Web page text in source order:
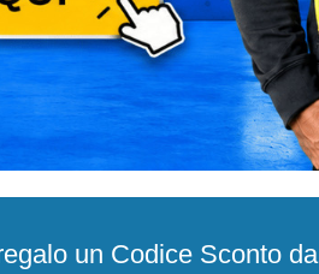
un Codice Sconto da